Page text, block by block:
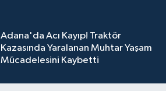
Adana'da Acı Kayıp! Traktör
Kazasında Yaralanan Muhtar Yaşam
Mücadelesini Kaybetti